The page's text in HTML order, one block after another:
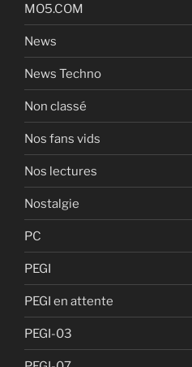
MO5.COM
News
News Techno
Non classé
Nos fans vids
Nos lectures
Nostalgie
PC
PEGI
PEGI en attente
PEGI-03